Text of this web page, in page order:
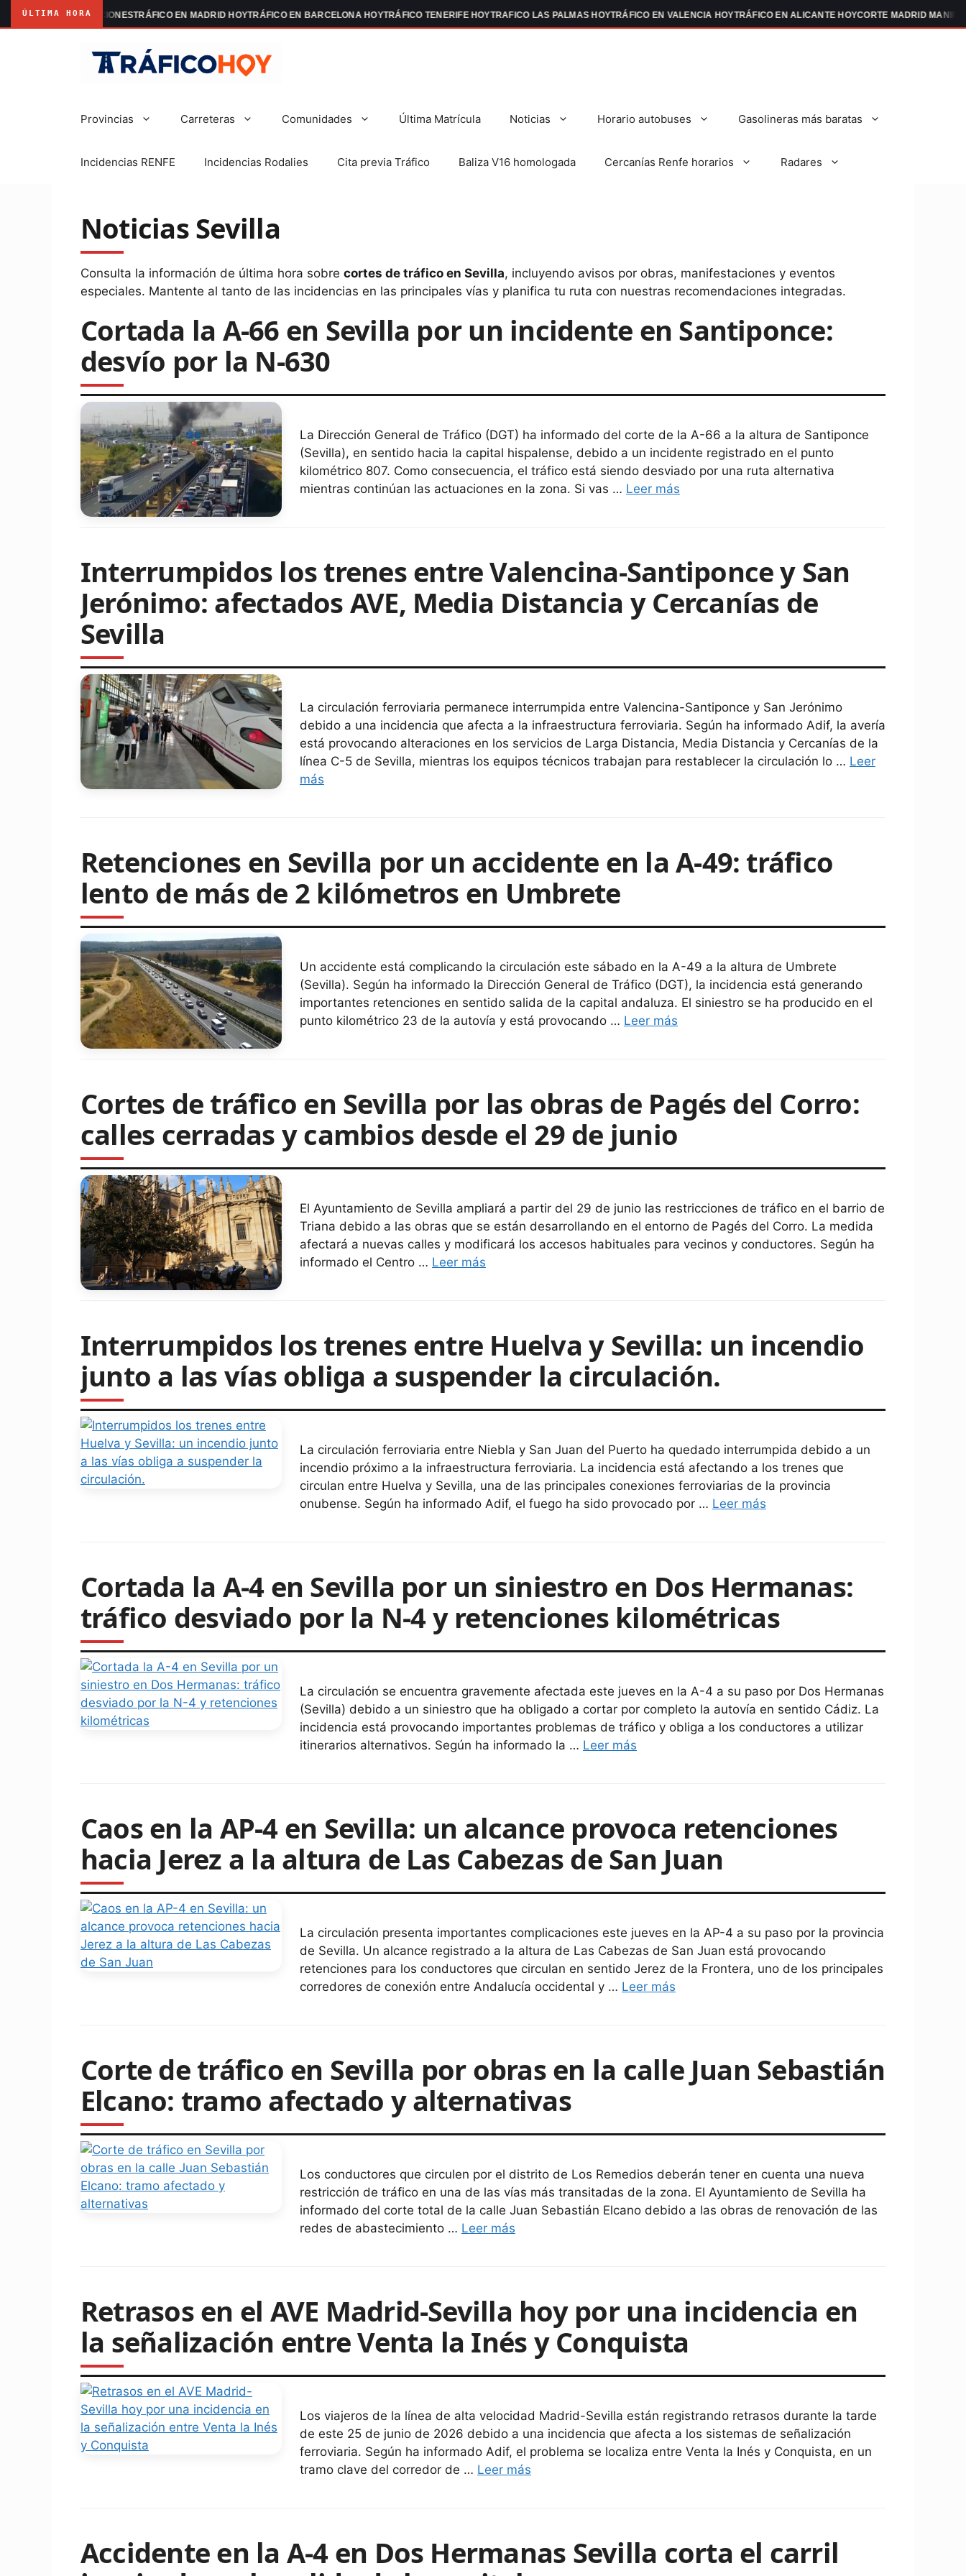
ÚLTIMA HORA
MANIFESTACIONESTRÁFICO EN MADRID HOYTRÁFICO EN BARCELONA HOYTRÁFICO TENERIFE HOYTRAFICO LAS PALMAS HOYTRÁFICO EN VALENCIA HOYTRÁFICO EN ALICANTE HOYCORTE MADRID
Provincias Carreteras Comunidades Última Matrícula Noticias Horario autobuses Gasolineras más baratas
Incidencias RENFE Incidencias Rodalies Cita previa Tráfico Baliza V16 homologada Cercanías Renfe horarios Radares
Noticias Sevilla
Consulta la información de última hora sobre cortes de tráfico en Sevilla, incluyendo avisos por obras, manifestaciones y eventos
especiales. Mantente al tanto de las incidencias en las principales vías y planifica tu ruta con nuestras recomendaciones integradas.
Cortada la A-66 en Sevilla por un incidente en Santiponce:
desvío por la N-630
La Dirección General de Tráfico (DGT) ha informado del corte de la A-66 a la altura de Santiponce
(Sevilla), en sentido hacia la capital hispalense, debido a un incidente registrado en el punto
kilométrico 807. Como consecuencia, el tráfico está siendo desviado por una ruta alternativa
mientras continúan las actuaciones en la zona. Si vas … Leer más
Interrumpidos los trenes entre Valencina-Santiponce y San
Jerónimo: afectados AVE, Media Distancia y Cercanías de
Sevilla
La circulación ferroviaria permanece interrumpida entre Valencina-Santiponce y San Jerónimo
debido a una incidencia que afecta a la infraestructura ferroviaria. Según ha informado Adif, la avería
está provocando alteraciones en los servicios de Larga Distancia, Media Distancia y Cercanías de la
línea C-5 de Sevilla, mientras los equipos técnicos trabajan para restablecer la circulación lo … Leer
más
Retenciones en Sevilla por un accidente en la A-49: tráfico
lento de más de 2 kilómetros en Umbrete
Un accidente está complicando la circulación este sábado en la A-49 a la altura de Umbrete
(Sevilla). Según ha informado la Dirección General de Tráfico (DGT), la incidencia está generando
importantes retenciones en sentido salida de la capital andaluza. El siniestro se ha producido en el
punto kilométrico 23 de la autovía y está provocando … Leer más
Cortes de tráfico en Sevilla por las obras de Pagés del Corro:
calles cerradas y cambios desde el 29 de junio
El Ayuntamiento de Sevilla ampliará a partir del 29 de junio las restricciones de tráfico en el barrio de
Triana debido a las obras que se están desarrollando en el entorno de Pagés del Corro. La medida
afectará a nuevas calles y modificará los accesos habituales para vecinos y conductores. Según ha
informado el Centro … Leer más
Interrumpidos los trenes entre Huelva y Sevilla: un incendio
junto a las vías obliga a suspender la circulación.
La circulación ferroviaria entre Niebla y San Juan del Puerto ha quedado interrumpida debido a un
incendio próximo a la infraestructura ferroviaria. La incidencia está afectando a los trenes que
circulan entre Huelva y Sevilla, una de las principales conexiones ferroviarias de la provincia
onubense. Según ha informado Adif, el fuego ha sido provocado por … Leer más
Cortada la A-4 en Sevilla por un siniestro en Dos Hermanas:
tráfico desviado por la N-4 y retenciones kilométricas
La circulación se encuentra gravemente afectada este jueves en la A-4 a su paso por Dos Hermanas
(Sevilla) debido a un siniestro que ha obligado a cortar por completo la autovía en sentido Cádiz. La
incidencia está provocando importantes problemas de tráfico y obliga a los conductores a utilizar
itinerarios alternativos. Según ha informado la … Leer más
Caos en la AP-4 en Sevilla: un alcance provoca retenciones
hacia Jerez a la altura de Las Cabezas de San Juan
La circulación presenta importantes complicaciones este jueves en la AP-4 a su paso por la provincia
de Sevilla. Un alcance registrado a la altura de Las Cabezas de San Juan está provocando
retenciones para los conductores que circulan en sentido Jerez de la Frontera, uno de los principales
corredores de conexión entre Andalucía occidental y … Leer más
Corte de tráfico en Sevilla por obras en la calle Juan Sebastián
Elcano: tramo afectado y alternativas
Los conductores que circulen por el distrito de Los Remedios deberán tener en cuenta una nueva
restricción de tráfico en una de las vías más transitadas de la zona. El Ayuntamiento de Sevilla ha
informado del corte total de la calle Juan Sebastián Elcano debido a las obras de renovación de las
redes de abastecimiento … Leer más
Retrasos en el AVE Madrid-Sevilla hoy por una incidencia en
la señalización entre Venta la Inés y Conquista
Los viajeros de la línea de alta velocidad Madrid-Sevilla están registrando retrasos durante la tarde
de este 25 de junio de 2026 debido a una incidencia que afecta a los sistemas de señalización
ferroviaria. Según ha informado Adif, el problema se localiza entre Venta la Inés y Conquista, en un
tramo clave del corredor de … Leer más
Accidente en la A-4 en Dos Hermanas Sevilla corta el carril